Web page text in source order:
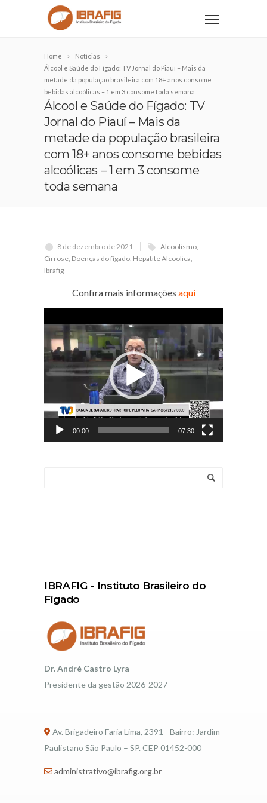
Home
Notícias
Álcool e Saúde do Fígado: TV Jornal do Piauí – Mais da
metade da população brasileira com 18+ anos consome
bebidas alcoólicas – 1 em 3 consome toda semana
Álcool e Saúde do Fígado: TV
Jornal do Piauí – Mais da
metade da população brasileira
com 18+ anos consome bebidas
alcoólicas – 1 em 3 consome
toda semana
8 de dezembro de 2021 Alcoolismo,
Cirrose, Doenças do fígado, Hepatite Alcoolica,
Ibrafig
Confira mais informações aqui
de
vídeo
00:00 07:30
IBRAFIG - Instituto Brasileiro do
Fígado
Dr. André Castro Lyra
Presidente da gestão 2026-2027
Av. Brigadeiro Faria Lima, 2391 - Bairro: Jardim
Paulistano São Paulo – SP. CEP 01452-000
administrativo@ibrafig.org.br